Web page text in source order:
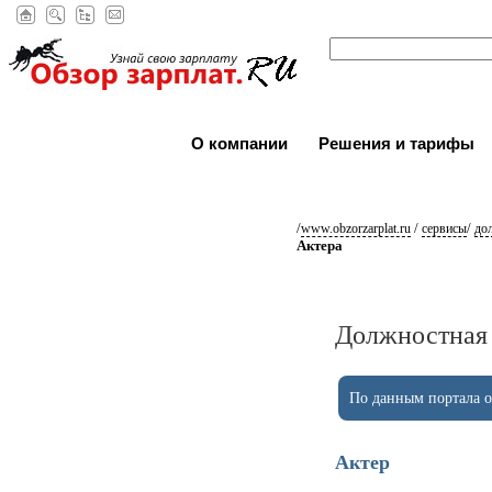
О компании Решения и тарифы
/www.obzorzarplat.ru / сервисы/
Актера
По данным портала
Актер